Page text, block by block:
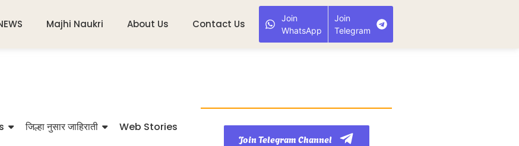
Majhi Naukri About Us Contact Us
Join
WhatsApp
Join
Telegram
जिल्हा नुसार जाहिराती Web Stories
Join Telegram Channel